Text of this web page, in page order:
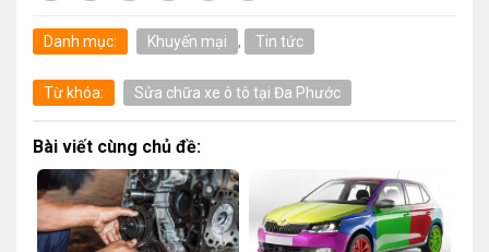
Danh mục: Khuyến mại , Tin tức
Từ khóa: Sửa chữa xe ô tô tại Đa Phước
Bài viết cùng chủ đề: